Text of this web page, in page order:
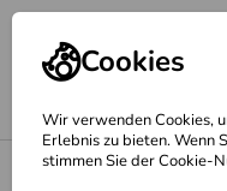
Cookies
Wir verwenden Cookies,
Erlebnis zu bieten. Wenn
stimmen Sie der Cookie-
Hepco Becker Träger